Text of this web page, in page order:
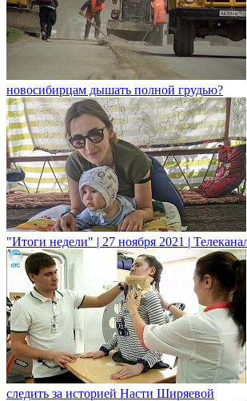
новосибирцам дышать полной грудью?
"Итоги недели" | 27 ноября 2021 |
следить за историей Насти Ширяевой